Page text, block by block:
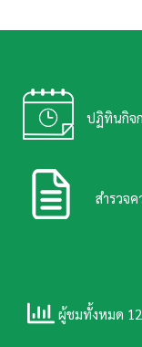
ปฏิทินกิจ
สำรวจ
ผู้ชมทั้งหมด